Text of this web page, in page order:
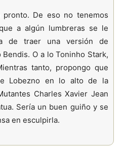
De eso no tenemos
a algún lumbreras se le
de traer una versión de
O a lo Toninho Stark,
tanto, propongo que
Lobezno en lo alto de la
Charles Xavier Jean
Sería un buen guiño y se
en esculpirla.